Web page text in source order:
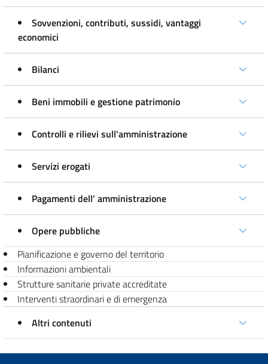
Sovvenzioni, contributi, sussidi, vantaggi
economici
Bilanci
Beni immobili e gestione patrimonio
Controlli e rilievi sull'amministrazione
Servizi erogati
Pagamenti dell' amministrazione
Opere pubbliche
Pianificazione e governo del territorio
Informazioni ambientali
Strutture sanitarie private accreditate
Interventi straordinari e di emergenza
Altri contenuti